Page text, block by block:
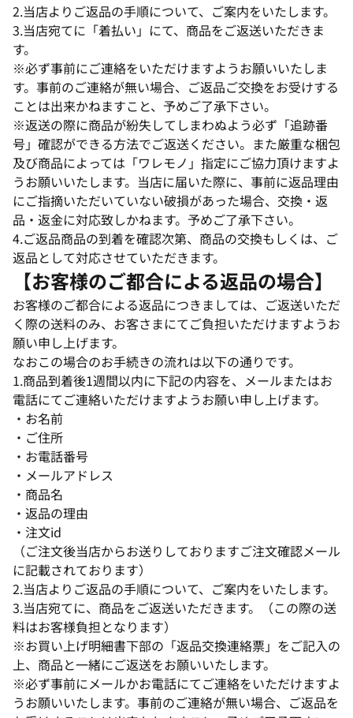
2.当店よりご返品の手順について、ご案内をいたします。
3.当店宛てに「着払い」にて、商品をご返送いただきま
す。
※必ず事前にご連絡をいただけますようお願いいたしま
す。事前のご連絡が無い場合、ご返品ご交換をお受けする
ことは出来かねますこと、予めご了承下さい。
※返送の際に商品が紛失してしまわぬよう必ず「追跡番
号」確認ができる方法でご返送ください。また厳重な梱包
及び商品によっては「ワレモノ」指定にご協力頂けますよ
うお願いいたします。当店に届いた際に、事前に返品理由
にご指摘いただいていない破損があった場合、交換・返
品・返金に対応致しかねます。予めご了承下さい。
4.ご返品商品の到着を確認次第、商品の交換もしくは、ご
返品として対応させていただきます。
【お客様のご都合による返品の場合】
お客様のご都合による返品につきましては、ご返送いただ
く際の送料のみ、お客さまにてご負担いただけますようお
願い申し上げます。
なおこの場合のお手続きの流れは以下の通りです。
1.商品到着後1週間以内に下記の内容を、メールまたはお
電話にてご連絡いただけますようお願い申し上げます。
・お名前
・ご住所
・お電話番号
・メールアドレス
・商品名
・返品の理由
・注文id
（ご注文後当店からお送りしておりますご注文確認メール
に記載されております）
2.当店よりご返品の手順について、ご案内をいたします。
3.当店宛てに、商品をご返送いただきます。（この際の送
料はお客様負担となります）
※お買い上げ明細書下部の「返品交換連絡票」をご記入の
上、商品と一緒にご返送をお願いいたします。
※必ず事前にメールかお電話にてご連絡をいただけますよ
うお願いいたします。事前のご連絡が無い場合、ご返品を